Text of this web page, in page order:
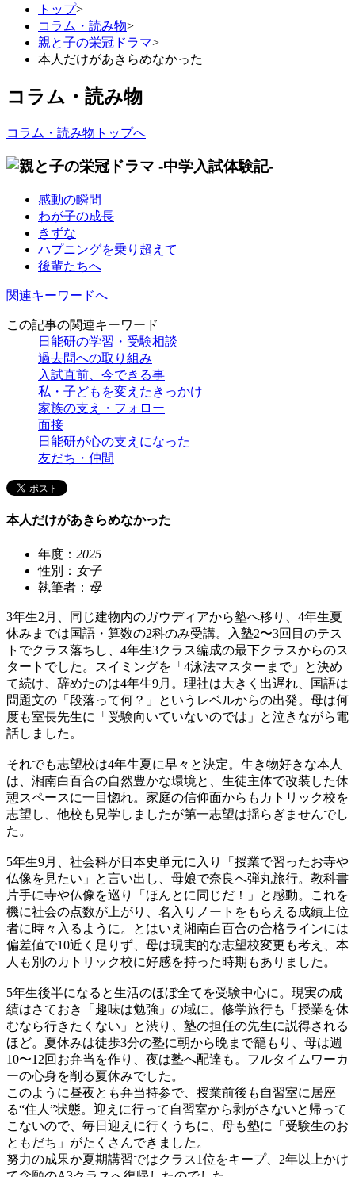
トップ>
コラム・読み物>
親と子の栄冠ドラマ>
本人だけがあきらめなかった
コラム・読み物
コラム・読み物トップへ
感動の瞬間
わが子の成長
きずな
ハプニングを乗り超えて
後輩たちへ
関連キーワードへ
この記事の関連キーワード
日能研の学習・受験相談
過去問への取り組み
入試直前、今できる事
私・子どもを変えたきっかけ
家族の支え・フォロー
面接
日能研が心の支えになった
友だち・仲間
本人だけがあきらめなかった
年度： 2025
性別： 女子
執筆者： 母
3年生2月、同じ建物内のガウディアから塾へ移り、4年生夏
休みまでは国語・算数の2科のみ受講。入塾2〜3回目のテス
トでクラス落ちし、4年生3クラス編成の最下クラスからのス
タートでした。スイミングを「4泳法マスターまで」と決め
て続け、辞めたのは4年生9月。理社は大きく出遅れ、国語は
問題文の「段落って何？」というレベルからの出発。母は何
度も室長先生に「受験向いていないのでは」と泣きながら電
話しました。
それでも志望校は4年生夏に早々と決定。生き物好きな本人
は、湘南白百合の自然豊かな環境と、生徒主体で改装した休
憩スペースに一目惚れ。家庭の信仰面からもカトリック校を
志望し、他校も見学しましたが第一志望は揺らぎませんでし
た。
5年生9月、社会科が日本史単元に入り「授業で習ったお寺や
仏像を見たい」と言い出し、母娘で奈良へ弾丸旅行。教科書
片手に寺や仏像を巡り「ほんとに同じだ！」と感動。これを
機に社会の点数が上がり、名入りノートをもらえる成績上位
者に時々入るように。とはいえ湘南白百合の合格ラインには
偏差値で10近く足りず、母は現実的な志望校変更も考え、本
人も別のカトリック校に好感を持った時期もありました。
5年生後半になると生活のほぼ全てを受験中心に。現実の成
績はさておき「趣味は勉強」の域に。修学旅行も「授業を休
むなら行きたくない」と渋り、塾の担任の先生に説得される
ほど。夏休みは徒歩3分の塾に朝から晩まで籠もり、母は週
10〜12回お弁当を作り、夜は塾へ配達も。フルタイムワーカ
ーの心身を削る夏休みでした。
このように昼夜とも弁当持参で、授業前後も自習室に居座
る“住人”状態。迎えに行って自習室から剥がさないと帰って
こないので、毎日迎えに行くうちに、母も塾に「受験生のお
ともだち」がたくさんできました。
努力の成果か夏期講習ではクラス1位をキープ、2年以上かけ